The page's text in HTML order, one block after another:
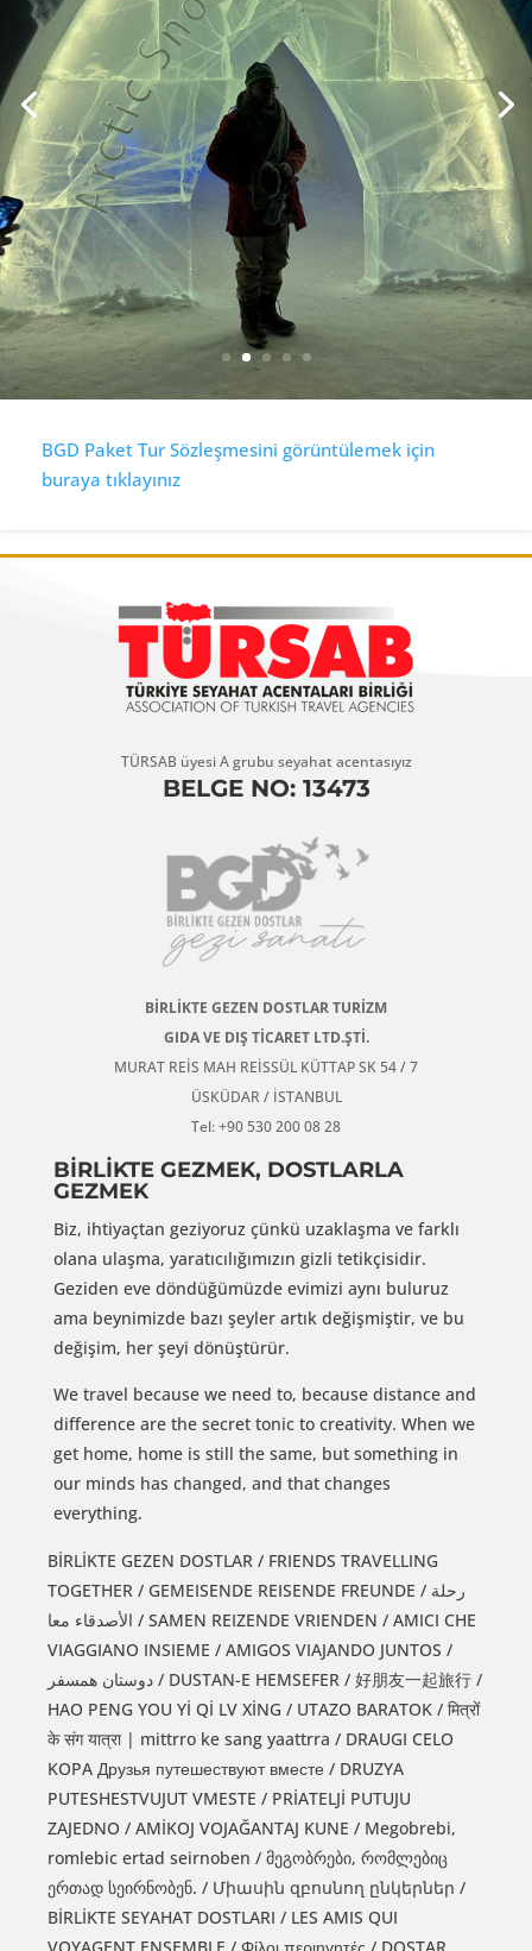
BGD Paket Tur Sözleşmesini görüntülemek için
buraya tıklayınız
TÜRSAB üyesi A grubu seyahat acentasıyız
BELGE NO: 13473
BİRLİKTE GEZEN DOSTLAR TURİZM
GIDA VE DIŞ TİCARET LTD.ŞTİ.
MURAT REİS MAH REİSSÜL KÜTTAP SK 54 / 7
ÜSKÜDAR / İSTANBUL
Tel: +90 530 200 08 28
BİRLİKTE GEZMEK, DOSTLARLA
GEZMEK
Biz, ihtiyaçtan geziyoruz çünkü uzaklaşma ve farklı
olana ulaşma, yaratıcılığımızın gizli tetikçisidir.
Geziden eve döndüğümüzde evimizi aynı buluruz
ama beynimizde bazı şeyler artık değişmiştir, ve bu
değişim, her şeyi dönüştürür.
We travel because we need to, because distance and
difference are the secret tonic to creativity. When we
get home, home is still the same, but something in
our minds has changed, and that changes
everything.
BİRLİKTE GEZEN DOSTLAR / FRIENDS TRAVELLING
TOGETHER / GEMEISENDE REISENDE FREUNDE / رحلة
الأصدقاء معا / SAMEN REIZENDE VRIENDEN / AMICI CHE
VIAGGIANO INSIEME / AMIGOS VIAJANDO JUNTOS /
دوستان همسفر / DUSTAN-E HEMSEFER / 好朋友一起旅行 /
HAO PENG YOU Yİ Qİ LV XİNG / UTAZO BARATOK / मित्रों
के संग यात्रा | mittrro ke sang yaattrra / DRAUGI CELO
KOPA Друзья путешествуют вместе / DRUZYA
PUTESHESTVUJUT VMESTE / PRİATELJİ PUTUJU
ZAJEDNO / AMİKOJ VOJAĞANTAJ KUNE / Megobrebi,
romlebic ertad seirnoben / მეგობრები, რომლებიც
ერთად სეირნობენ. / Միասին զբոսնող ընկերներ /
BİRLİKTE SEYAHAT DOSTLARI / LES AMIS QUI